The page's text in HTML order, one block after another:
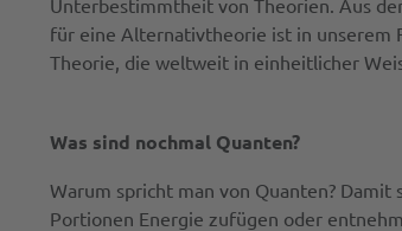
Unterbestimmtheit von Theorien. Aus
für eine Alternativtheorie ist in unserem
Theorie, die weltweit in einheitlicher
Was sind nochmal Quanten?
Warum spricht man von Quanten?
Portionen Energie zufügen oder